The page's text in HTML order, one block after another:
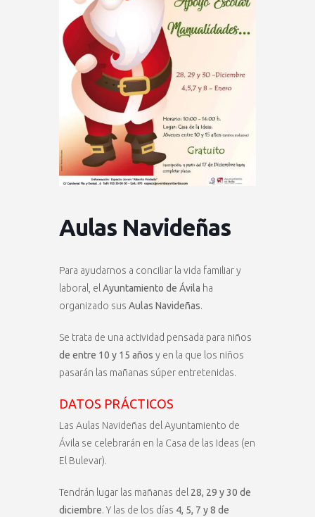
Aulas Navideñas
Para ayudarnos a conciliar la vida familiar y
laboral, el Ayuntamiento de Ávila ha
organizado sus Aulas Navideñas.
Se trata de una actividad pensada para niños
de entre 10 y 15 años y en la que los niños
pasarán las mañanas súper entretenidas.
DATOS PRÁCTICOS
Las Aulas Navideñas del Ayuntamiento de
Ávila se celebrarán en la Casa de las Ideas (en
El Bulevar).
Tendrán lugar las mañanas del 28, 29 y 30 de
diciembre. Y las de los días 4, 5, 7 y 8 de